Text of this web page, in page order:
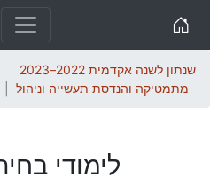
שנתון לשנה אקדמית 2022–2023
מתמטיקה והנדסת תעשייה וניהול
לימודי